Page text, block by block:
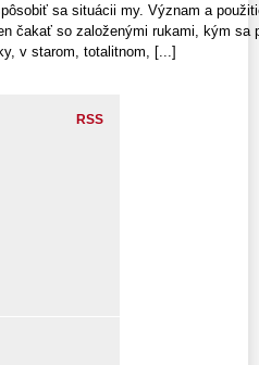
sa situácii my. Význam a
čakať so založenými rukami, kým sa
v starom, totalitnom, [...]
RSS